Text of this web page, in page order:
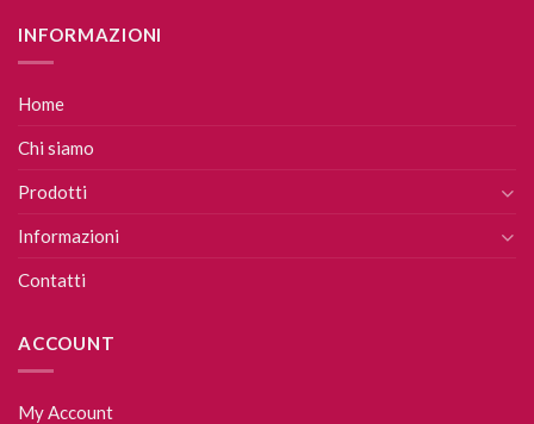
INFORMAZIONI
Home
Chi siamo
Prodotti
Informazioni
Contatti
ACCOUNT
My Account